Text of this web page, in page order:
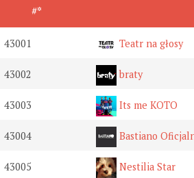
#*
43001 Teatr na głosy
43002 braty
43003 Its me KOTO
43004 Bastiano
43005 Nestilia Star